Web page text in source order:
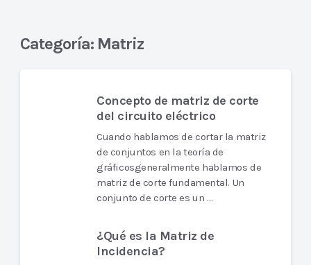
Categoría: Matriz
Concepto de matriz de corte
del circuito eléctrico
Cuando hablamos de cortar la matriz
de conjuntos en la teoría de
gráficosgeneralmente hablamos de
matriz de corte fundamental. Un
conjunto de corte es un …
¿Qué es la Matriz de
Incidencia?